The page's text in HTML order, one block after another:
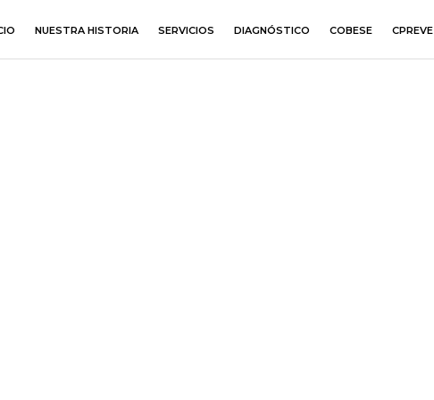
NUESTRA HISTORIA SERVICIOS DIAGNÓSTICO COBESE CPREVE